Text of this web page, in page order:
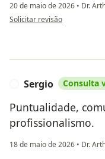
20 de maio de 2026 • Dr.
na opinião do utilizador
Solicitar revisão
Sergio Consulta
Puntualidade,
profissionalismo.
18 de maio de 2026 • Dr.